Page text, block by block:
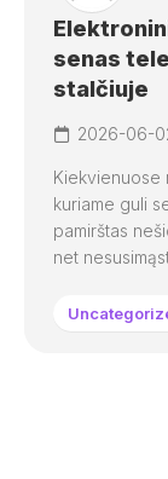
senas
stalčiuje
2026-06-
Kiekvienuose
kuriame guli
pamirštas
net